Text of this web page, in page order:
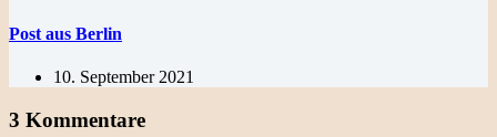
Post aus Berlin
10. September 2021
3 Kommentare